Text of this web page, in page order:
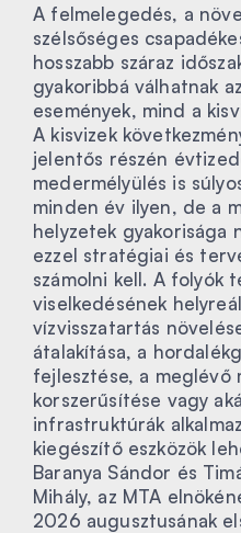
A felmelegedés, a
szélsőséges
hosszabb száraz
gyakoribbá válhatnak
események, mind a
A kisvizek
jelentős részén
medermélyülés is
minden év ilyen, de a
helyzetek gyakorisága
ezzel stratégiai és
számolni kell. A folyók
viselkedésének
vízvisszatartás
átalakítása, a
fejlesztése, a meglévő
korszerűsítése vagy
infrastruktúrák
kiegészítő eszközök
Baranya Sándor és
Mihály, az MTA
2026 augusztusának